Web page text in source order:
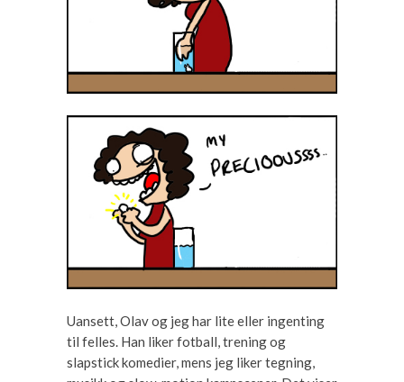
Uansett, Olav og jeg har lite eller ingenting
til felles. Han liker fotball, trening og
slapstick komedier, mens jeg liker tegning,